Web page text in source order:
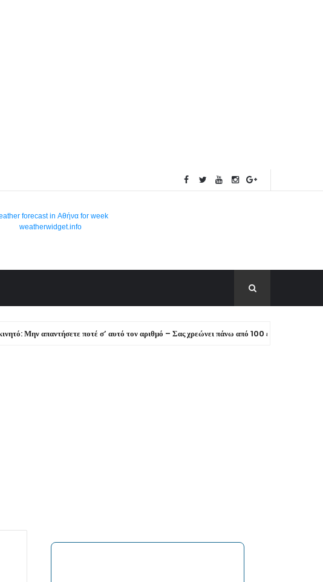
forecast in Αθήνα for week
weatherwidget.info
απαντήσετε ποτέ σ’ αυτό τον αριθμό – Σας χρεώνει πάνω από 100 ευρώ!